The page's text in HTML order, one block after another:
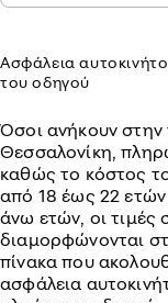
Ασφάλεια
του οδηγού
Όσοι ανήκουν στην
Θεσσαλονίκη,
καθώς το κόστος
από 18 έως 22 ετών
άνω ετών, οι τιμές
διαμορφώνονται
πίνακα που
ασφάλεια